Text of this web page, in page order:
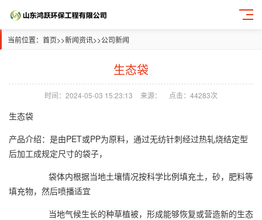
当前位置： 首页>>新闻资讯>>公司新闻
生态袋
时间：2024-05-03 15:23:13 来源： 点击：44283次
生态袋
产品介绍：是由PET或PP为原料，通过无纺针刺经过热轧烧结定型
后加工成规定尺寸的袋子，
袋体内根据当地土壤情况按科学比例填充土，砂，肥料等
填充物，然后喷播适宜
当地气候生长的种草植被，形成能够恢复或营造新的生态